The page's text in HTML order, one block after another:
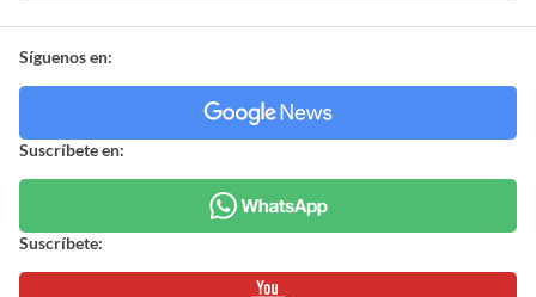
Síguenos en:
Suscríbete en:
Suscríbete: